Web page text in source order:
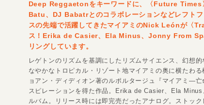
Deep Reggaetonをキーワードに、〈Future Times
Batu、DJ Babatrとのコラボレーションなどレフト
スの先端で活躍してきたマイアミのNick Leónが〈
ス！Erika de Casier、Ela Minus、Jonny From
リングしています。
レゲトンのリズムを基調にしたリズムサイエンス、幻想
なやかなトロピカル・リゾート地マイアミの奥に横たわ
ョアン・ディディオン著のルポルタージュ『マイアミ―
スピレーションを得た作品。Erika de Casier、Ela
ルバム。リリース時には即完売だったアナログ。ストッ